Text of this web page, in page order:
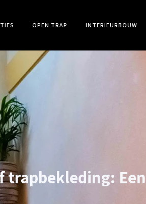
OPEN TRAP INTERIEURBOUW
trapbekleding: